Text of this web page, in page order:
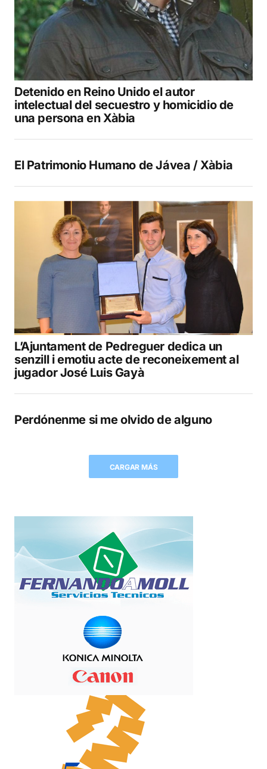
Detenido en Reino Unido el autor
intelectual del secuestro y homicidio de
una persona en Xàbia
El Patrimonio Humano de Jávea / Xàbia
L’Ajuntament de Pedreguer dedica un
senzill i emotiu acte de reconeixement al
jugador José Luis Gayà
Perdónenme si me olvido de alguno
CARGAR MÁS